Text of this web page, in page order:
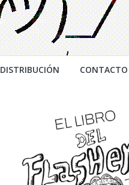
DISTRIBUCIÓN CONTACTO